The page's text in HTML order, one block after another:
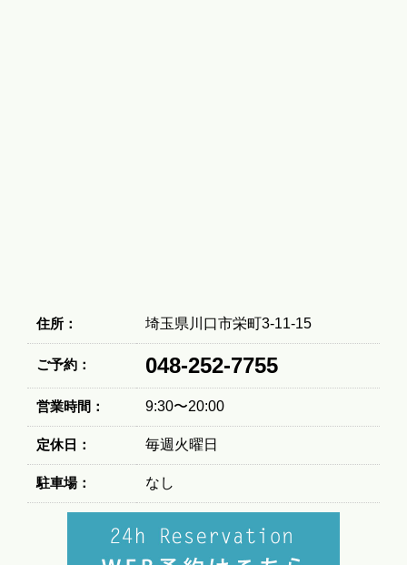
住所： 埼玉県川口市栄町3-11-15
ご予約： 048-252-7755
営業時間： 9:30〜20:00
定休日： 毎週火曜日
駐車場： なし